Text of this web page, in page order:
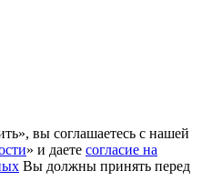
вы соглашаетесь с нашей
» и даете согласие на
Вы должны принять перед